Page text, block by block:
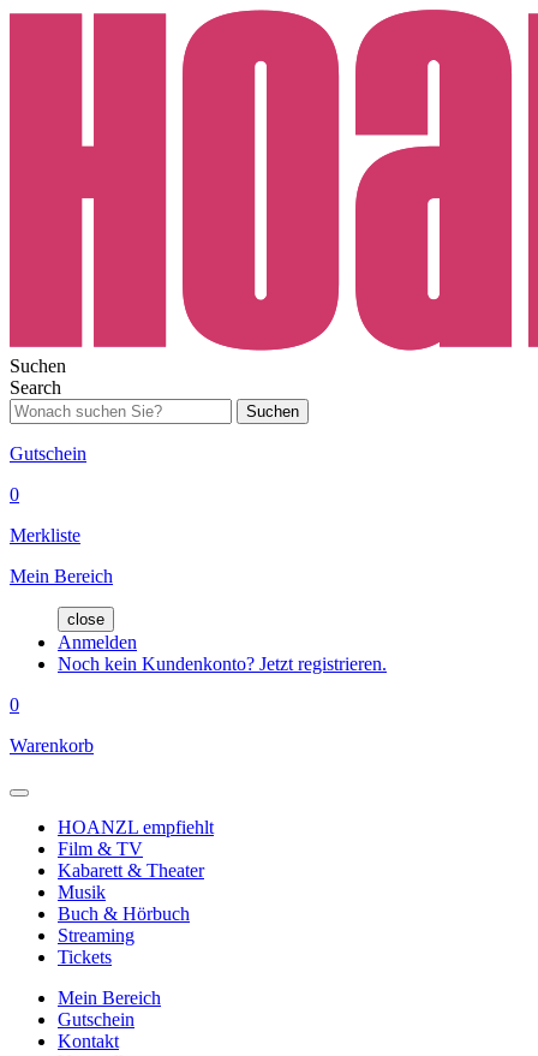
Suchen
Search
Suchen
Gutschein
0
Merkliste
Mein Bereich
close
Anmelden
Noch kein Kundenkonto? Jetzt registrieren.
0
Warenkorb
HOANZL empfiehlt
Film & TV
Kabarett & Theater
Musik
Buch & Hörbuch
Streaming
Tickets
Mein Bereich
Gutschein
Kontakt